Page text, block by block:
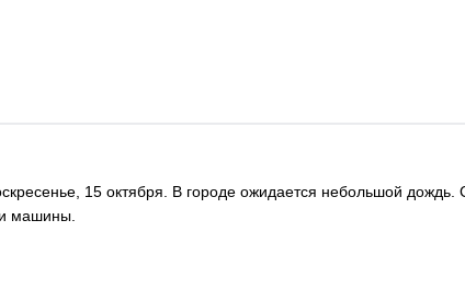
15 октября. В городе ожидается небольшой
машины.